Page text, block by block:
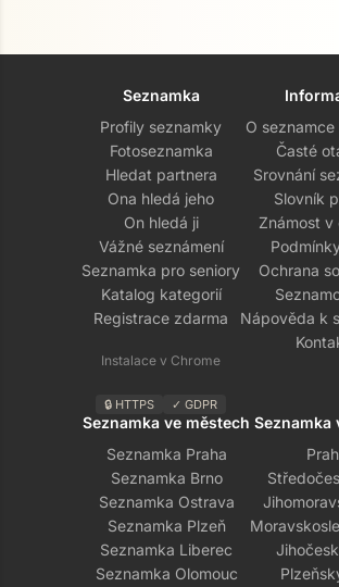
Seznamka
Profily seznamky
Fotoseznamka
Hledat partnera
Ona hledá jeho
On hledá ji
Vážné seznámení
Seznamka pro seniory
Katalog kategorií
Registrace zdarma
Instalace v Chrome
🔒 HTTPS ✓ GDPR
O seznamce
Časté
Srovnání
Slovník
Známost v
Ochrana
Nápověda k
Seznamka ve městech
Seznamka Praha
Seznamka Brno
Seznamka Ostrava
Seznamka Plzeň
Seznamka Liberec
Seznamka Olomouc
Seznamka